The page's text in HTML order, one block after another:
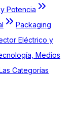
Potencia
Packaging
Eléctrico y
Medios
Categorías